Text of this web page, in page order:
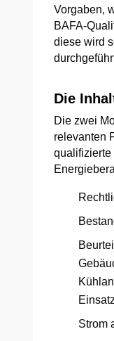
Vorgaben,
BAFA-
diese wird
Die
Die zwei
relevanten
qualifizierte
Strom